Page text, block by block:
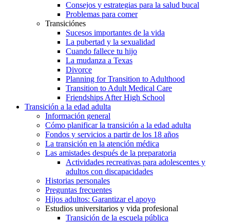
Consejos y estrategias para la salud bucal
Problemas para comer
Transiciónes
Sucesos importantes de la vida
La pubertad y la sexualidad
Cuando fallece tu hijo
La mudanza a Texas
Divorce
Planning for Transition to Adulthood
Transition to Adult Medical Care
Friendships After High School
Transición a la edad adulta
Información general
Cómo planificar la transición a la edad adulta
Fondos y servicios a partir de los 18 años
La transición en la atención médica
Las amistades después de la preparatoria
Actividades recreativas para adolescentes y
adultos con discapacidades
Historias personales
Preguntas frecuentes
Hijos adultos: Garantizar el apoyo
Estudios universitarios y vida profesional
Transición de la escuela pública